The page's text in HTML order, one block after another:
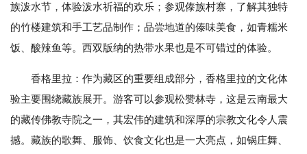
族泼水节，体验泼水祈福的欢乐；参观傣族村寨，了解其独特
的竹楼建筑和手工艺品制作；品尝地道的傣味美食，如青糯米
饭、酸辣鱼等。西双版纳的热带水果也是不可错过的体验。
香格里拉：作为藏区的重要组成部分，香格里拉的文化体
验主要围绕藏族展开。游客可以参观松赞林寺，这是云南最大
的藏传佛教寺院之一，其宏伟的建筑和深厚的宗教文化令人震
撼。藏族的歌舞、服饰、饮食文化也是一大亮点，如锅庄舞、